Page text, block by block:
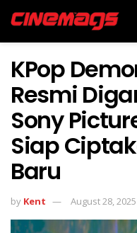
KPop
Resmi
Sony
Siap
Baru
by Kent August 28, 2025